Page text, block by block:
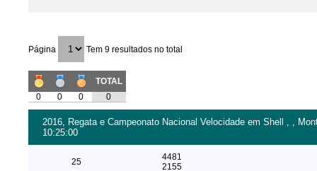
Página Tem 9 resultados no total
TOTAL
0
0 0 0
2016, Regata e Campeonato Nacional Velocidade em Shell , ,
10:25:00
25
4481
2155